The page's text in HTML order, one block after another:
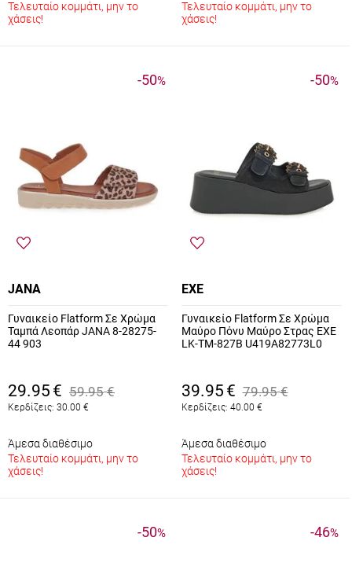
Τελευταίο κομμάτι, μην το
χάσεις!
Τελευταίο κομμάτι, μην το
χάσεις!
-50%
JANA
Γυναικείο Flatform Σε Χρώμα
Ταμπά Λεοπάρ JANA 8-28275-
44 903
29.95 € 59.95 €
Κερδίζεις: 30.00 €
Άμεσα διαθέσιμο
Τελευταίο κομμάτι, μην το
χάσεις!
-50%
EXE
Γυναικείο Flatform Σε Χρώμα
Μαύρο Πόνυ Μαύρο Στρας EXE
LK-TM-827B U419A82773L0
39.95 € 79.95 €
Κερδίζεις: 40.00 €
Άμεσα διαθέσιμο
Τελευταίο κομμάτι, μην το
χάσεις!
-50% -46%